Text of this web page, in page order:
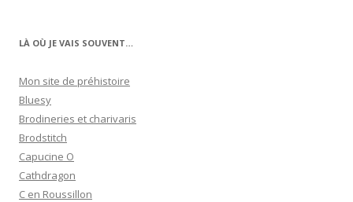
LÀ OÙ JE VAIS SOUVENT…
Mon site de préhistoire
Bluesy
Brodineries et charivaris
Brodstitch
Capucine O
Cathdragon
C en Roussillon